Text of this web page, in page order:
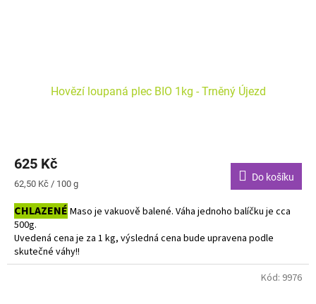
Hovězí loupaná plec BIO 1kg - Trněný Újezd
625 Kč
Měrná
62,50 Kč / 100 g
Do košíku
CHLAZENÉ Maso je vakuově balené. Váha jednoho balíčku je cca
500g.
Uvedená cena je za 1 kg, výsledná cena bude upravena podle
skutečné váhy!!
Do košíku vkládejte počet balení.
Kód: 9976